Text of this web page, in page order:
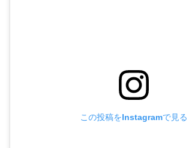
この投稿をInstagramで見る